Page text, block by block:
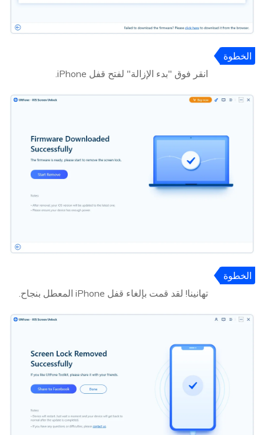
الخطوة
انقر فوق "بدء الإزالة" لفتح قفل iPhone.
الخطوة
تهانينا! لقد قمت بإلغاء قفل iPhone المعطل بنجاح.